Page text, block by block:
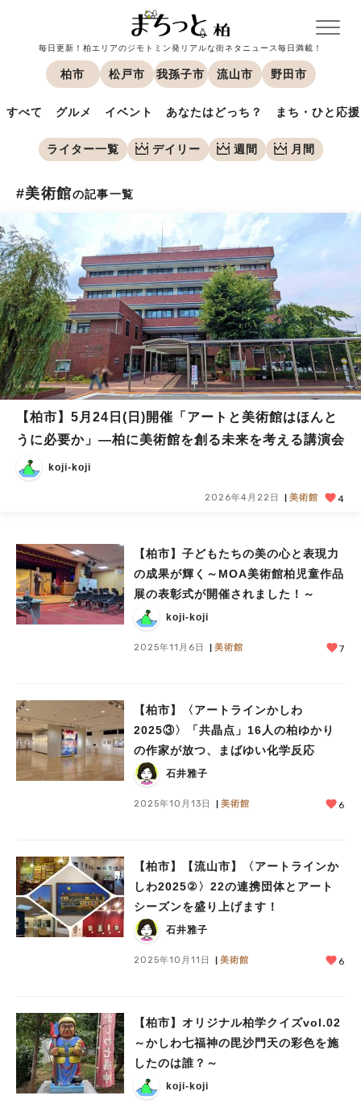
毎日更新！柏エリアのジモトミン発リアルな街ネタニュース毎日満載！
柏市 松戸市 我孫子市 流山市 野田市
すべて グルメ イベント あなたはどっち？ まち・ひと応援
ライター一覧 デイリー 週間 月間
#美術館の記事一覧
【柏市】5月24日(日)開催「アートと美術館はほんと
うに必要か」—柏に美術館を創る未来を考える講演会
koji-koji
2026年4月22日 美術館 4
【柏市】子どもたちの美の心と表現力
の成果が輝く～MOA美術館柏児童作品
展の表彰式が開催されました！～
koji-koji
2025年11月6日 美術館 7
【柏市】〈アートラインかしわ
2025③〉「共晶点」16人の柏ゆかり
の作家が放つ、まばゆい化学反応
石井雅子
2025年10月13日 美術館 6
【柏市】【流山市】〈アートラインか
しわ2025②〉22の連携団体とアート
シーズンを盛り上げます！
石井雅子
2025年10月11日 美術館 6
【柏市】オリジナル柏学クイズvol.02
～かしわ七福神の毘沙門天の彩色を施
したのは誰？～
koji-koji